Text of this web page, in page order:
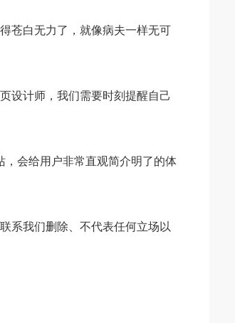
苍白无力了，就像病夫一样无可
设计师，我们需要时刻提醒自己
，会给用户非常直观简介明了的体
系我们删除、不代表任何立场以